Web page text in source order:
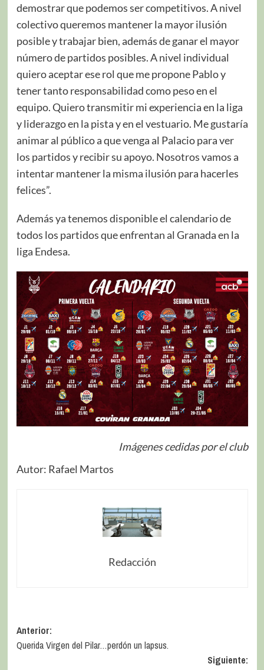
demostrar que podemos ser competitivos. A nivel
colectivo queremos mantener la mayor ilusión
posible y trabajar bien, además de ganar el mayor
número de partidos posibles. A nivel individual
quiero aceptar ese rol que me propone Pablo y
tener tanto responsabilidad como peso en el
equipo. Quiero transmitir mi experiencia en la liga
y liderazgo en la pista y en el vestuario. Me gustaría
animar al público a que venga al Palacio para ver
los partidos y recibir su apoyo. Nosotros vamos a
intentar mantener la misma ilusión para hacerles
felices”.
Además ya tenemos disponible el calendario de
todos los partidos que enfrentan al Granada en la
liga Endesa.
Imágenes cedidas por el club
Autor: Rafael Martos
Redacción
Anterior:
Querida Virgen del Pilar…perdón un lapsus.
Siguiente: